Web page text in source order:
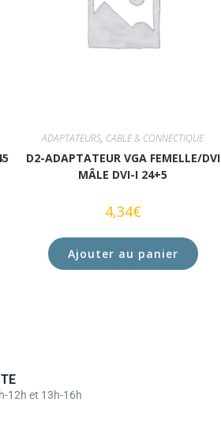
ADAPTATEURS, CABLE & CONNECTIQUE
D2-ADAPTATEUR VGA FEMELLE/DVI
MÂLE DVI-I 24+5
4,34€
Ajouter au panier
12h et 13h-16h